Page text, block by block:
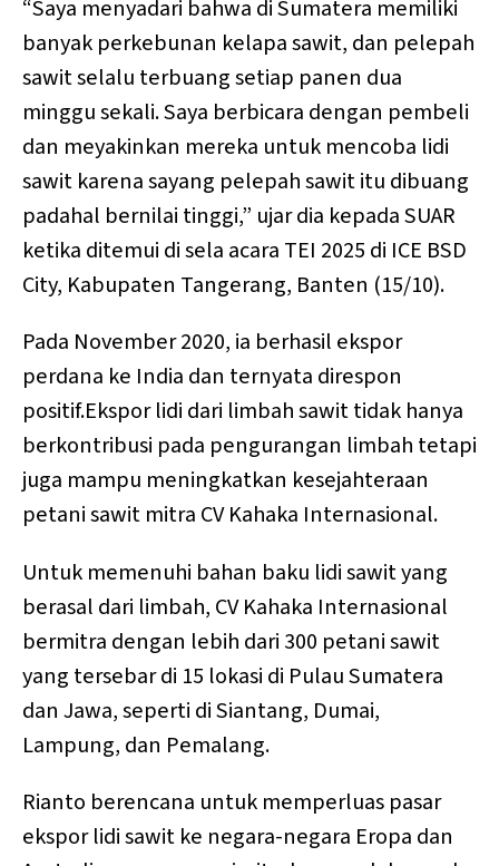
“Saya menyadari bahwa di Sumatera memiliki
banyak perkebunan kelapa sawit, dan pelepah
sawit selalu terbuang setiap panen dua
minggu sekali. Saya berbicara dengan pembeli
dan meyakinkan mereka untuk mencoba lidi
sawit karena sayang pelepah sawit itu dibuang
padahal bernilai tinggi,” ujar dia kepada SUAR
ketika ditemui di sela acara TEI 2025 di ICE BSD
City, Kabupaten Tangerang, Banten (15/10).
Pada November 2020, ia berhasil ekspor
perdana ke India dan ternyata direspon
positif.Ekspor lidi dari limbah sawit tidak hanya
berkontribusi pada pengurangan limbah tetapi
juga mampu meningkatkan kesejahteraan
petani sawit mitra CV Kahaka Internasional.
Untuk memenuhi bahan baku lidi sawit yang
berasal dari limbah, CV Kahaka Internasional
bermitra dengan lebih dari 300 petani sawit
yang tersebar di 15 lokasi di Pulau Sumatera
dan Jawa, seperti di Siantang, Dumai,
Lampung, dan Pemalang.
Rianto berencana untuk memperluas pasar
ekspor lidi sawit ke negara-negara Eropa dan